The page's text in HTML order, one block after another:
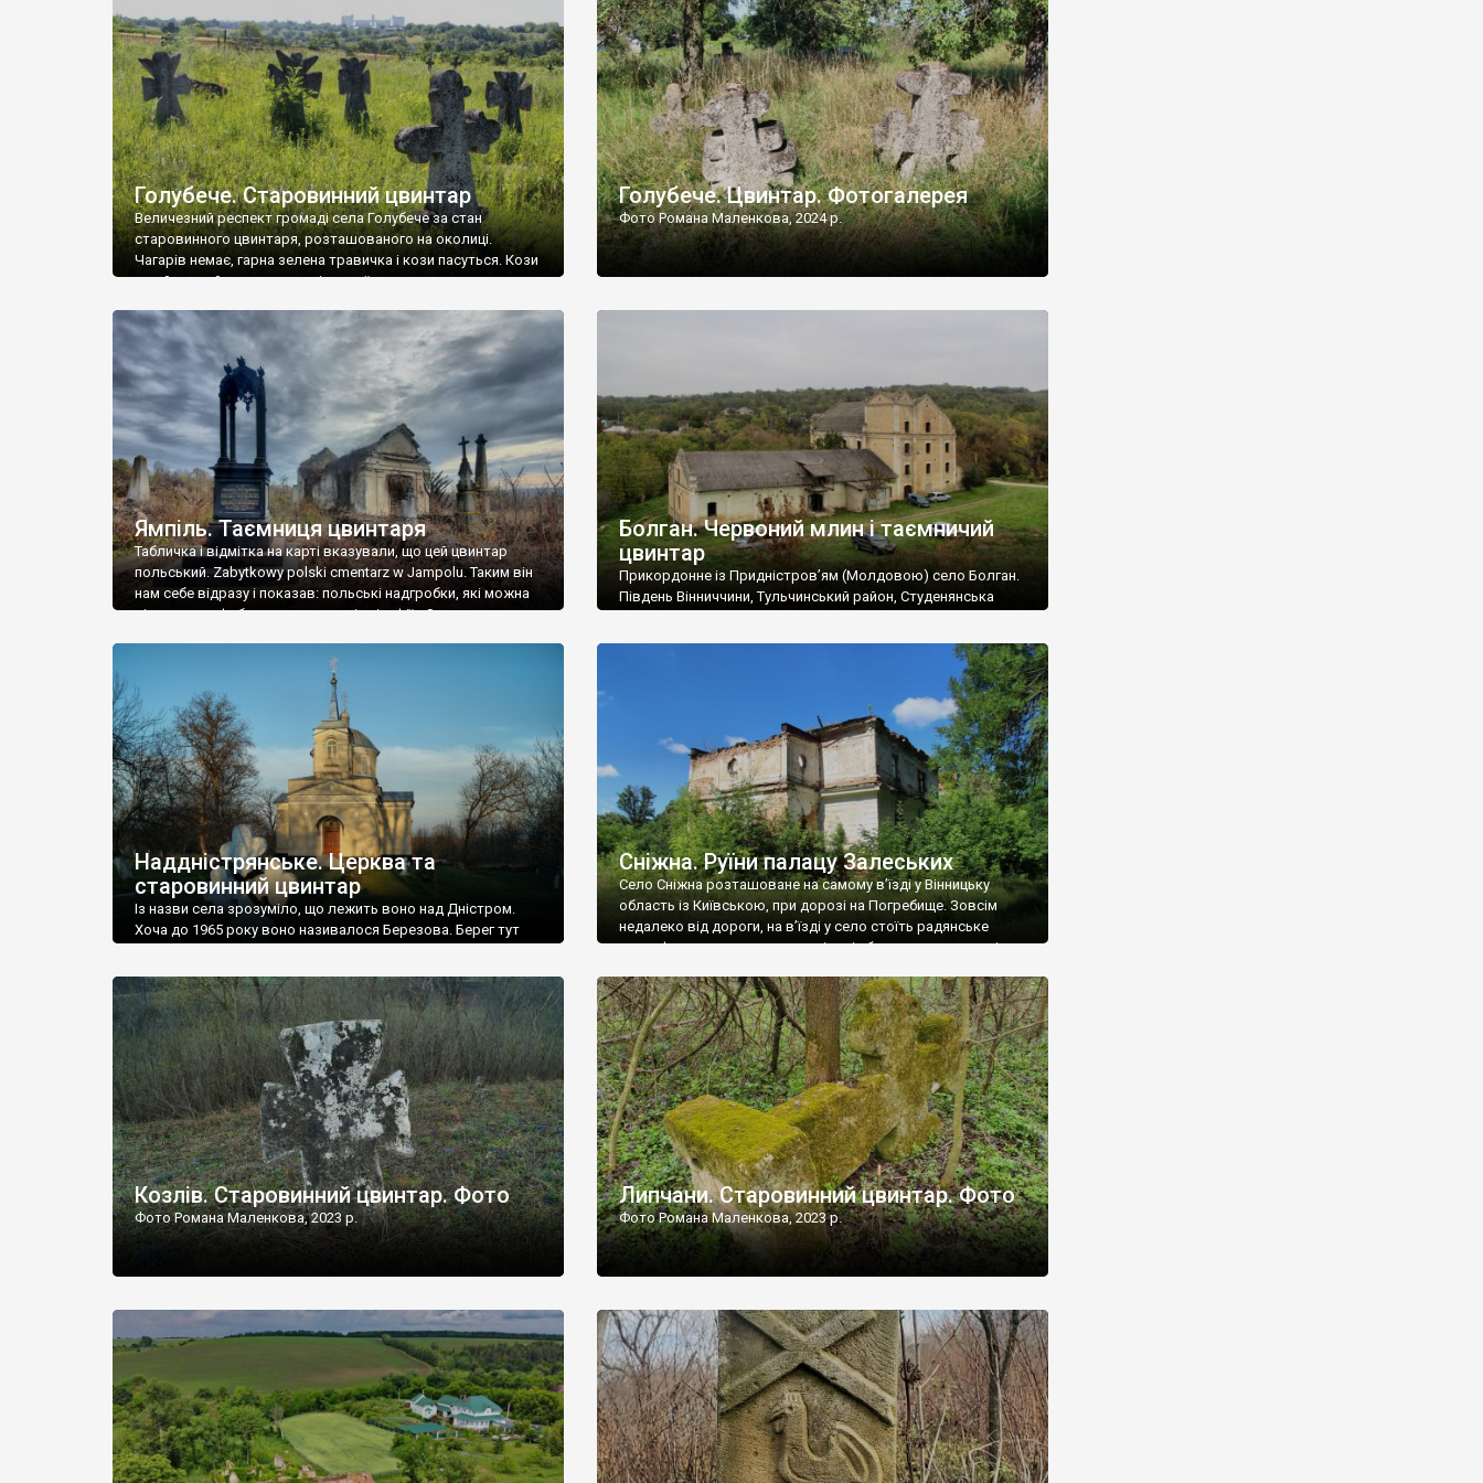
[…]
Голубече. Старовинний цвинтар
Величезний респект громаді села Голубече за стан
старовинного цвинтаря, розташованого на околиці.
Чагарів немає, гарна зелена травичка і кози пасуться. Кози
– найкращий регулятор шкідливої, для старих кладовищ,
бруньками, кози ті бруньки обгризають, бо то улюблений
делікатес. На цвинтарі у Голубечому ціла колекція
різноманітних форм хрестів. Село відносно невелике, […]
Голубече. Цвинтар. Фотогалерея
Фото Романа Маленкова, 2024 р.
Ямпіль. Таємниця цвинтаря
Табличка і відмітка на карті вказували, що цей цвинтар
польський. Zabytkowy polski cmentarz w Jampolu. Таким він
нам себе відразу і показав: польські надгробки, які можна
віднести до фабричних, польські епітафії… Загалом цвинтар
виявилося більше семи гектарів. Перше враження про
абсолютну звичайність польського цвинтаря виявилося
оманливим – […]
Болган. Червоний млин і таємничий
цвинтар
Прикордонне із Придністров’ям (Молдовою) село Болган.
Південь Вінниччини, Тульчинський район, Студенянська
старовинний цвинтар із кам’яними хрестами. Всі епітафії, які
збереглися, написані кирилицею, церковнослов’янською
мовою. За всіма традиційними ознаками – цвинтар
український. Хрести датуються 19 століттям. У 1924-1940
роках Болган […]
Наддністрянське. Церква та
старовинний цвинтар
Із назви села зрозуміло, що лежить воно над Дністром.
Хоча до 1965 року воно називалося Березова. Берег тут
Наддністрянське відрізняється від більшості навколишніх
сіл. У селі є мурована Михайлівська церква. Точної дати […]
Сніжна. Руїни палацу Залеських
Село Сніжна розташоване на самому в’їзді у Вінницьку
область із Київською, при дорозі на Погребище. Зовсім
недалеко від дороги, на в’їзді у село стоїть радянське
рельєфне пано, яке показує жінку і яблуню, а трохи далі,
дороги їх не видно, але видно дві стареньких колії у траві –
[…]
Козлів. Старовинний цвинтар. Фото
Фото Романа Маленкова, 2023 р.
Липчани. Старовинний цвинтар. Фото
Фото Романа Маленкова, 2023 р.